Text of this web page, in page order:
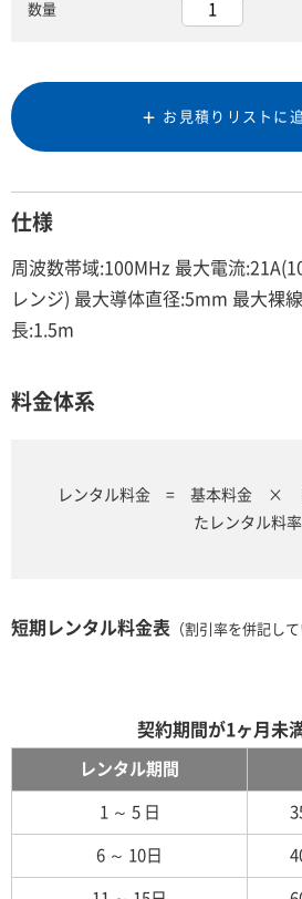
数量
お見積りリストに
仕様
周波数帯域:100MHz 最大電流
レンジ) 最大導体直径:5mm 最大裸
長:1.5m
料金体系
レンタル料金 = 基本料金 × レ
たレンタル料率
短期レンタル料金表 （割引率を併記して
契約期間が1ヶ月未
レンタル期間
1 ～ 5 日
6 ～ 10日